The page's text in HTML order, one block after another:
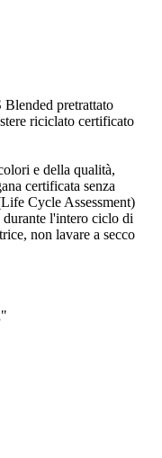
pretrattato
riciclato certificato
e della qualità,
certificata senza
Cycle Assessment)
l'intero ciclo di
non lavare a secco